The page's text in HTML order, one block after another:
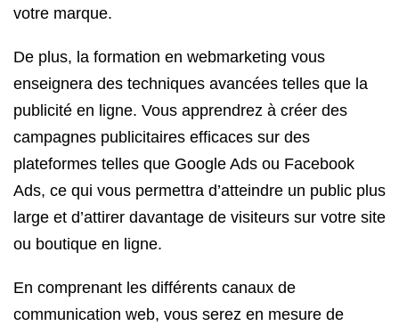
votre marque.
De plus, la formation en webmarketing vous
enseignera des techniques avancées telles que la
publicité en ligne. Vous apprendrez à créer des
campagnes publicitaires efficaces sur des
plateformes telles que Google Ads ou Facebook
Ads, ce qui vous permettra d’atteindre un public plus
large et d’attirer davantage de visiteurs sur votre site
ou boutique en ligne.
En comprenant les différents canaux de
communication web, vous serez en mesure de